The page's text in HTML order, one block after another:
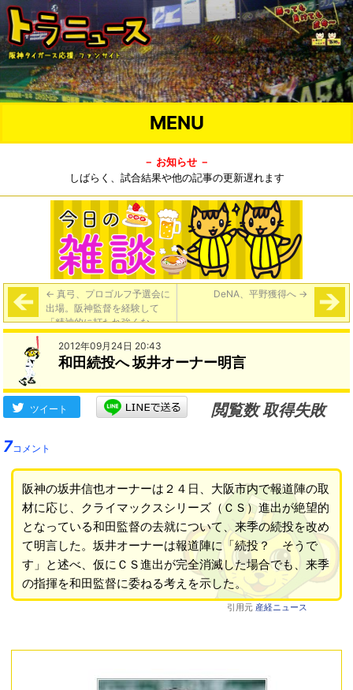
MENU
－ お知らせ －
しばらく、試合結果や他の記事の更新遅れます
← 真弓、プロゴルフ予選会に
出場。阪神監督を経験して
「精神的に打たれ強くなっ
た」
DeNA、平野獲得へ →
2012年09月24日 20:43
和田続投へ 坂井オーナー明言
ツイート
閲覧数 取得失敗
7コメント
阪神の坂井信也オーナーは２４日、大阪市内で報道陣の取
材に応じ、クライマックスシリーズ（ＣＳ）進出が絶望的
となっている和田監督の去就について、来季の続投を改め
て明言した。坂井オーナーは報道陣に「続投？ そうで
す」と述べ、仮にＣＳ進出が完全消滅した場合でも、来季
の指揮を和田監督に委ねる考えを示した。
引用元 産経ニュース